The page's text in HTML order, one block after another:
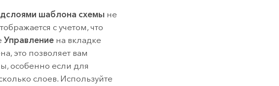
шаблона схемы не
с учетом, что
Управление на вкладке
это позволяет вам
особенно если для
слоев. Используйте